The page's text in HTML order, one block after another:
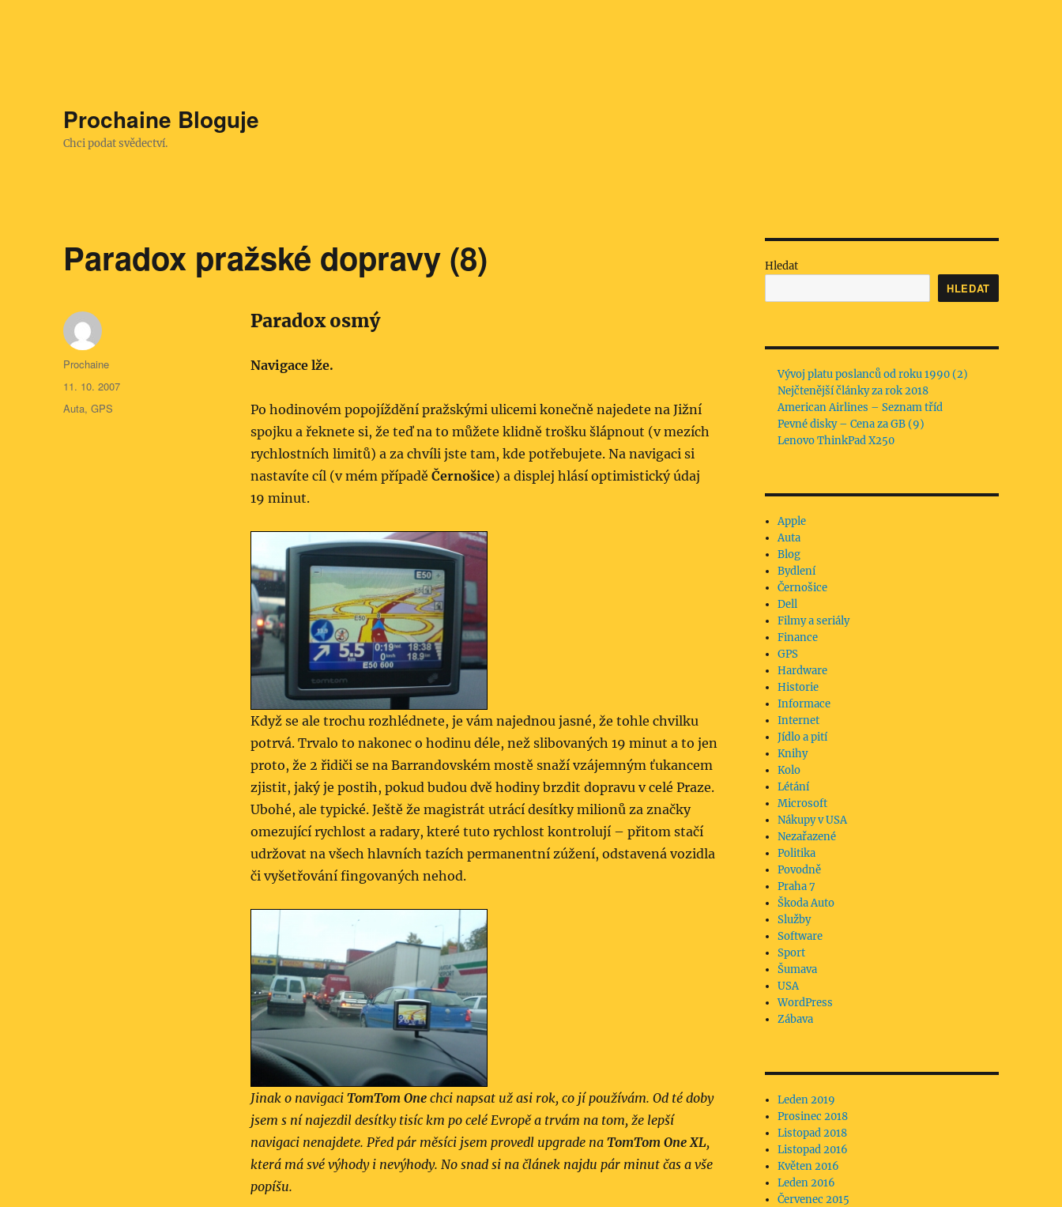
Prochaine Bloguje
Chci podat svědectví.
Paradox pražské dopravy (8)
Paradox osmý
Navigace lže.
Po hodinovém popojíždění pražskými ulicemi konečně najedete na Jižní
spojku a řeknete si, že teď na to můžete klidně trošku šlápnout (v mezích
rychlostních limitů) a za chvíli jste tam, kde potřebujete. Na navigaci si
nastavíte cíl (v mém případě Černošice) a displej hlásí optimistický údaj
19 minut.
Když se ale trochu rozhlédnete, je vám najednou jasné, že tohle chvilku
potrvá. Trvalo to nakonec o hodinu déle, než slibovaných 19 minut a to jen
proto, že 2 řidiči se na Barrandovském mostě snaží vzájemným ťukancem
zjistit, jaký je postih, pokud budou dvě hodiny brzdit dopravu v celé Praze.
Ubohé, ale typické. Ještě že magistrát utrácí desítky milionů za značky
omezující rychlost a radary, které tuto rychlost kontrolují – přitom stačí
udržovat na všech hlavních tazích permanentní zúžení, odstavená vozidla
či vyšetřování fingovaných nehod.
Jinak o navigaci TomTom Onechci napsat už asi rok, co jí používám. Od té doby
jsem s ní najezdil desítky tisíc km po celé Evropě a trvám na tom, že lepší
navigaci nenajdete. Před pár měsíci jsem provedl upgrade na TomTom One XL,
která má své výhody i nevýhody. No snad si na článek najdu pár minut čas a vše
popíšu.
Autor:
Prochaine
Publikováno:
11. 10. 2007
Rubriky:
Auta,GPS
Hledat
HLEDAT
Vývoj platu poslanců od roku 1990 (2)
Nejčtenější články za rok 2018
American Airlines – Seznam tříd
Pevné disky – Cena za GB (9)
Lenovo ThinkPad X250
Apple
Auta
Blog
Bydlení
Černošice
Dell
Filmy a seriály
Finance
GPS
Hardware
Historie
Informace
Internet
Jídlo a pití
Knihy
Kolo
Létání
Microsoft
Nákupy v USA
Nezařazené
Politika
Povodně
Praha 7
Škoda Auto
Služby
Software
Sport
Šumava
USA
WordPress
Zábava
Leden 2019
Prosinec 2018
Listopad 2018
Listopad 2016
Květen 2016
Leden 2016
Červenec 2015